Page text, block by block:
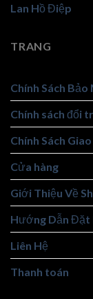
Lan Hồ Điệp
TRANG
Chính Sách Bảo
Chính sách đổi
Chính Sách
Cửa hàng
Giới Thiệu Về
Hướng Dẫn Đặt
Liên Hệ
Thanh toán